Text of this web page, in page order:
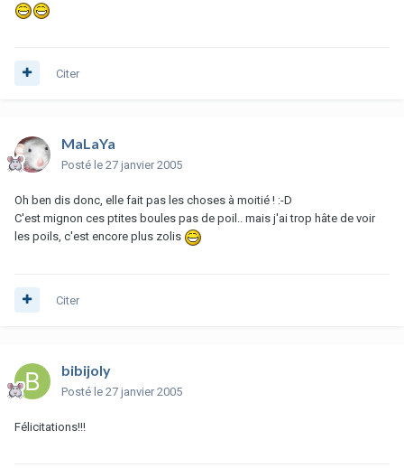
Citer
MaLaYa
Posté le 27 janvier 2005
Oh ben dis donc, elle fait pas les choses à moitié ! :-D
C'est mignon ces ptites boules pas de poil.. mais j'ai trop hâte de voir
les poils, c'est encore plus zolis
Citer
bibijoly
Posté le 27 janvier 2005
Félicitations!!!